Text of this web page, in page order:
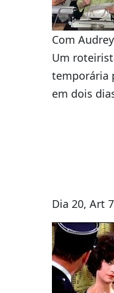
Com
Um
temporária
em dois
Dia 20, Art 7